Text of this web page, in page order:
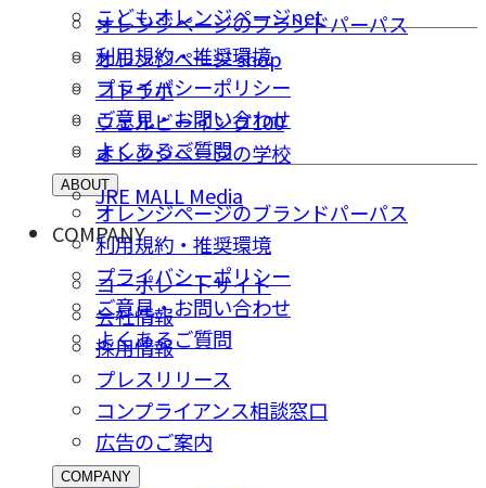
こどもオレンジページnet
オレンジページ shop
コトラボ
ウェルビーイング100
オレンジページの学校
JRE MALL Media
オレンジページのブランドパーパス
利用規約・推奨環境
プライバシーポリシー
ご意⾒・お問い合わせ
よくあるご質問
ABOUT
オレンジページのブランドパーパス
利用規約・推奨環境
プライバシーポリシー
ご意⾒・お問い合わせ
よくあるご質問
COMPANY
コーポレートサイト
会社情報
採⽤情報
プレスリリース
コンプライアンス相談窓⼝
広告のご案内
COMPANY